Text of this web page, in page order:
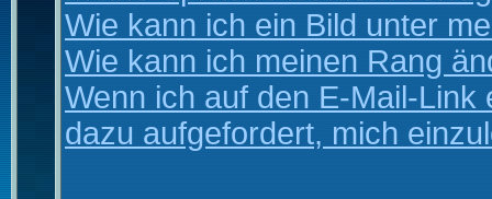
Wie kann ich ein Bild unter
Wie kann ich meinen Rang
Wenn ich auf den E-Mail-
dazu aufgefordert, mich